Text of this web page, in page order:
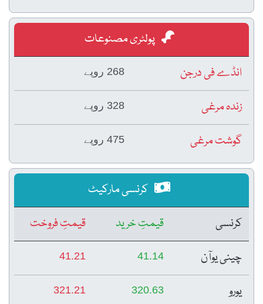
پولٹری مصنوعات
انڈے فی درجن
268 روپے
زندہ مرغی 328 روپے
گوشت مرغی 475 روپے
کرنسی مارکیٹ
کرنسی
قیمتِ خرید
قیمتِ فروخت
چینی یوآن
41.14
41.21
یورو 320.63
321.21